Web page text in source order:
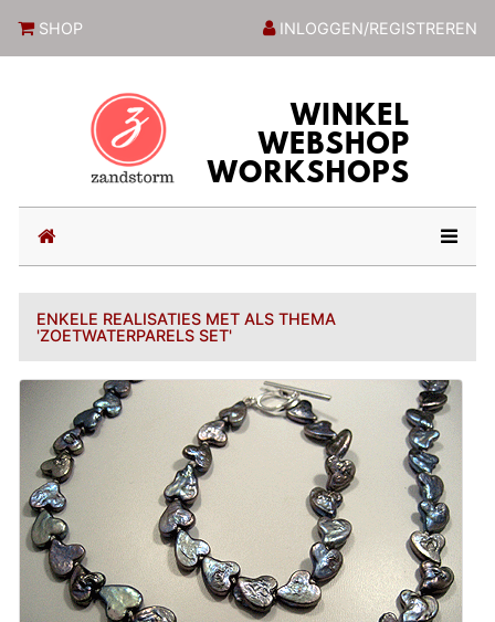
SHOP INLOGGEN/REGISTREREN
(current)
ENKELE REALISATIES MET ALS THEMA
'ZOETWATERPARELS SET'